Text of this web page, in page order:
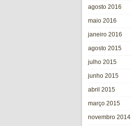
agosto 2016
maio 2016
janeiro 2016
agosto 2015
julho 2015
junho 2015
abril 2015
março 2015
novembro 2014